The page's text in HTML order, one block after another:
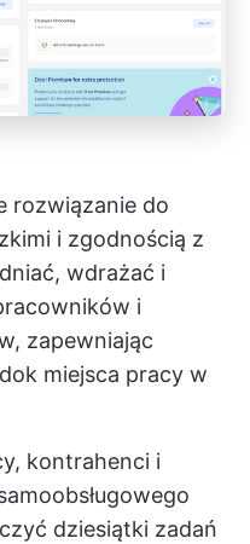
rozwiązanie do
i zgodnością z
wdrażać i
i
zapewniając
miejsca pracy w
kontrahenci i
dziesiątki zadań